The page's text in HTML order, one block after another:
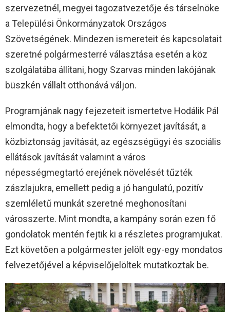
szervezetnél, megyei tagozatvezetője és társelnöke
a Települési Önkormányzatok Országos
Szövetségének. Mindezen ismereteit és kapcsolatait
szeretné polgármesterré választása esetén a köz
szolgálatába állítani, hogy Szarvas minden lakójának
büszkén vállalt otthonává váljon.
Programjának nagy fejezeteit ismertetve Hodálik Pál
elmondta, hogy a befektetői környezet javítását, a
közbiztonság javítását, az egészségügyi és szociális
ellátások javítását valamint a város
népességmegtartó erejének növelését tűzték
zászlajukra, emellett pedig a jó hangulatú, pozitív
szemléletű munkát szeretné meghonosítani
városszerte. Mint mondta, a kampány során ezen fő
gondolatok mentén fejtik ki a részletes programjukat.
Ezt követően a polgármester jelölt egy-egy mondatos
felvezetőjével a képviselőjelöltek mutatkoztak be.